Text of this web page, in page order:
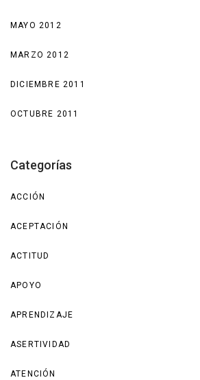
MAYO 2012
MARZO 2012
DICIEMBRE 2011
OCTUBRE 2011
Categorías
ACCIÓN
ACEPTACIÓN
ACTITUD
APOYO
APRENDIZAJE
ASERTIVIDAD
ATENCIÓN